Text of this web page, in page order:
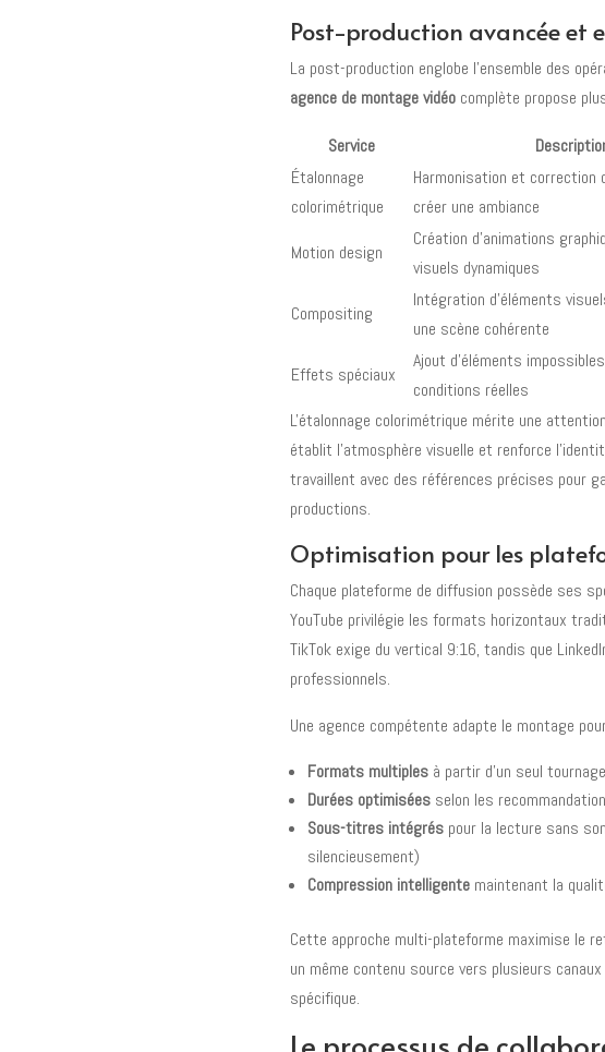
Post-production avancée et
La post-production englobe l'ensemble des
agence de montage vidéo complète propose
Service
Étalonnage
colorimétrique
Harmonisation et correction
créer une ambiance
Motion design
Création d'animations
visuels dynamiques
Compositing
Intégration d'éléments
une scène cohérente
Effets spéciaux
Ajout d'éléments
conditions réelles
L'étalonnage colorimétrique mérite une
établit l'atmosphère visuelle et renforce
travaillent avec des références précises pour
productions.
Optimisation pour les
Chaque plateforme de diffusion possède ses
YouTube privilégie les formats horizontaux
TikTok exige du vertical 9:16, tandis que
professionnels.
Une agence compétente adapte le montage
Formats multiples à partir d'un seul
Durées optimisées selon les
Sous-titres intégrés pour la lecture sans
silencieusement)
Compression intelligente maintenant la
Cette approche multi-plateforme maximise le
un même contenu source vers plusieurs
spécifique.